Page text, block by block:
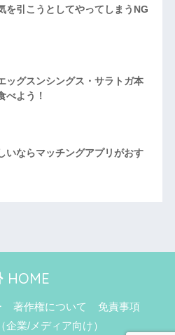
を引こうとしてやってしまうNG
ッグスンシングス・サラトガ本
べよう！
いならマッチングアプリがおす
HOME
著作権について
免責事項
企業/メディア向け）